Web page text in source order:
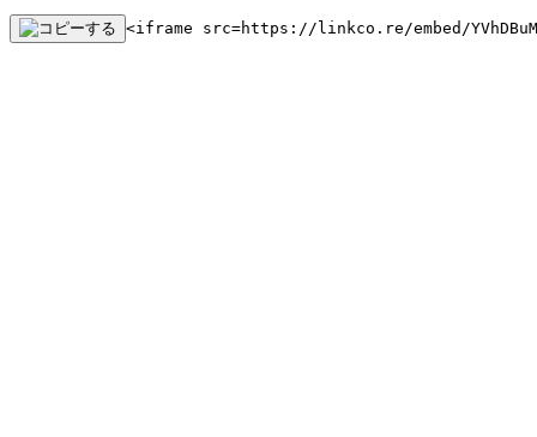
<iframe src=https://linkco.re/embed/